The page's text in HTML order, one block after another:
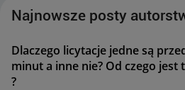
Najnowsze posty
Dlaczego licytacje jedne są
minut a inne nie? Od czego jest
?